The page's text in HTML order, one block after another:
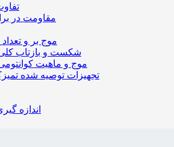
مقاومت در
موج بر و
شکست و بازتاب کلی
موج و ماهیت
تجهیزات توصیه شده
اندازه